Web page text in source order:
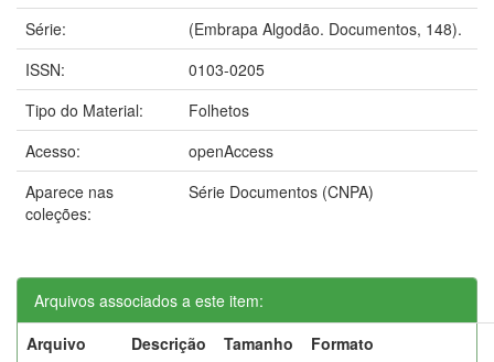
Série:
(Embrapa Algodão. Documentos, 148).
ISSN:
0103-0205
Tipo do Material:
Folhetos
Acesso:
openAccess
Aparece nas
coleções:
Série Documentos (CNPA)
Arquivos associados a este item:
Arquivo
Descrição Tamanho
Formato